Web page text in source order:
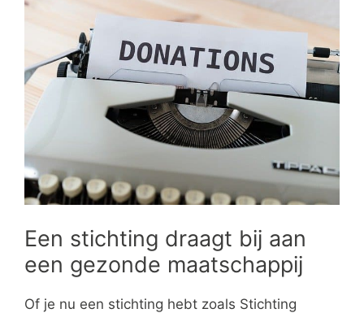
Een stichting draagt bij aan
een gezonde maatschappij
Of je nu een stichting hebt zoals Stichting